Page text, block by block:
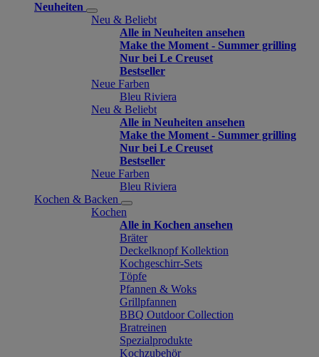
Neuheiten
Neu & Beliebt
Alle in Neuheiten ansehen
Make the Moment - Summer grilling
Nur bei Le Creuset
Bestseller
Neue Farben
Bleu Riviera
Neu & Beliebt
Alle in Neuheiten ansehen
Make the Moment - Summer grilling
Nur bei Le Creuset
Bestseller
Neue Farben
Bleu Riviera
Kochen & Backen
Kochen
Alle in Kochen ansehen
Bräter
Deckelknopf Kollektion
Kochgeschirr-Sets
Töpfe
Pfannen & Woks
Grillpfannen
BBQ Outdoor Collection
Bratreinen
Spezialprodukte
Kochzubehör